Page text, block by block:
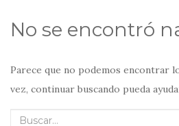
No se encontró
Parece que no podemos encontrar
vez, continuar buscando pueda
Buscar: